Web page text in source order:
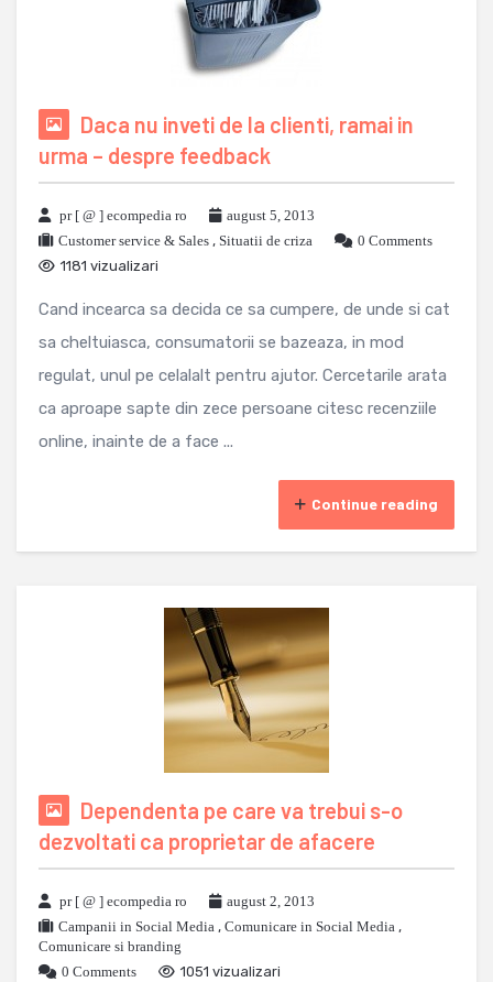
Daca nu inveti de la clienti, ramai in
urma – despre feedback
pr [ @ ] ecompedia ro
august 5, 2013
Customer service & Sales , Situatii de criza
0 Comments
1181 vizualizari
Cand incearca sa decida ce sa cumpere, de unde si cat
sa cheltuiasca, consumatorii se bazeaza, in mod
regulat, unul pe celalalt pentru ajutor. Cercetarile arata
ca aproape sapte din zece persoane citesc recenziile
online, inainte de a face ...
Continue reading
Dependenta pe care va trebui s-o
dezvoltati ca proprietar de afacere
pr [ @ ] ecompedia ro
august 2, 2013
Campanii in Social Media , Comunicare in Social Media ,
Comunicare si branding
0 Comments
1051 vizualizari